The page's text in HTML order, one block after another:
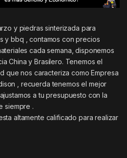
y piedras sinterizada para
y bbq , contamos con precios
cada semana, disponemos
China y Brasilero. Tenemos el
que nos caracteriza como Empresa
, recuerda tenemos el mejor
a tu presupuesto con la
siempre .
altamente calificado para realizar